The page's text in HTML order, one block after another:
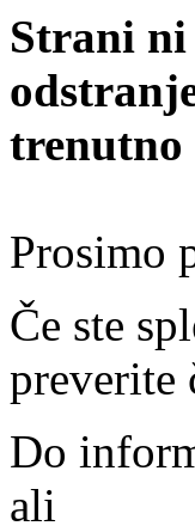
Strani ni
trenutno
Prosimo
Če ste
preverite
Do
ali